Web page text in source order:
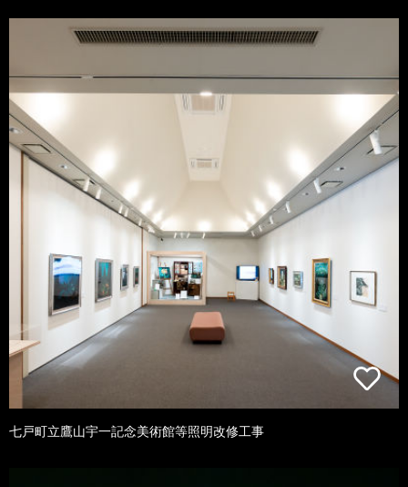
七戸町立鷹山宇一記念美術館等照明改修工事